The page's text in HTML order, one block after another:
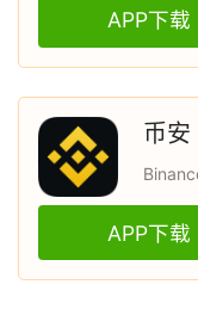
APP下载
币安
APP下载